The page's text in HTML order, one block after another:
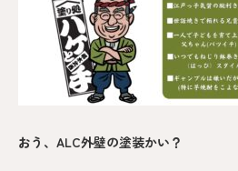
おう、ALC外壁の塗装かい？